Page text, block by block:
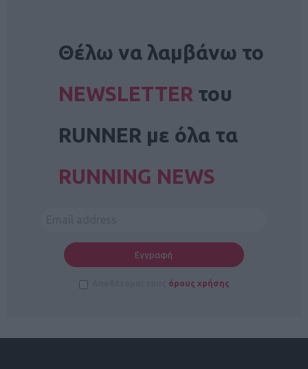
Θέλω να λαμβάνω το
NEWSLETTER του
RUNNER με όλα τα
RUNNING NEWS
όρους χρήσης